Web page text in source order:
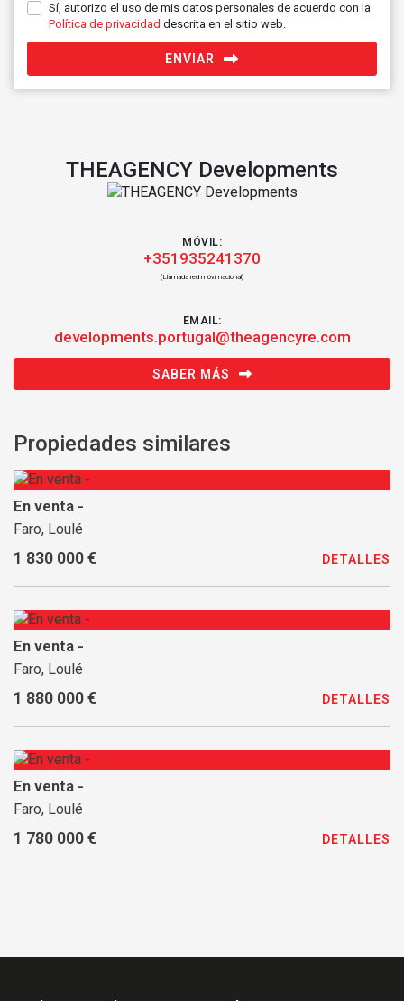
Sí, autorizo el uso de mis datos personales de acuerdo con la
Política de privacidad descrita en el sitio web.
ENVIAR
THEAGENCY Developments
MÓVIL:
+351935241370
(Llamada red móvil nacional)
EMAIL:
developments.portugal@theagencyre.com
SABER MÁS
Propiedades similares
En venta -
Faro, Loulé
1 830 000 € DETALLES
En venta -
Faro, Loulé
1 880 000 € DETALLES
En venta -
Faro, Loulé
1 780 000 € DETALLES